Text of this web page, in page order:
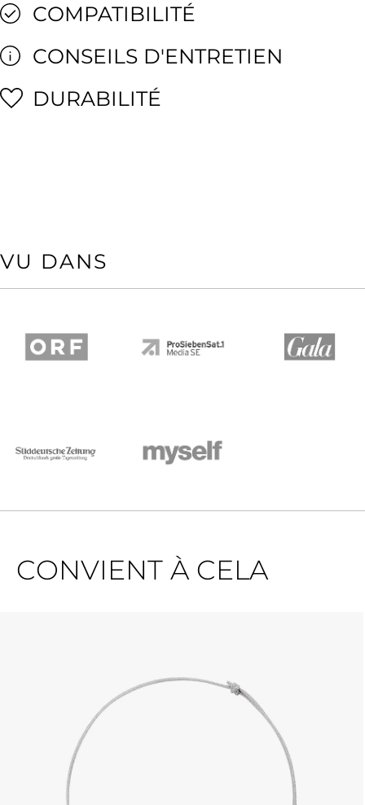
COMPATIBILITÉ
CONSEILS D'ENTRETIEN
DURABILITÉ
VU DANS
CONVIENT À CELA